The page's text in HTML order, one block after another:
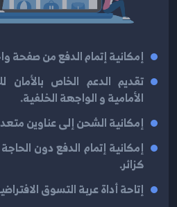
إمكانية إتمام الدفع من صفحة
تقديم الدعم الخاص بالأمان
الأمامية و الواجهة الخلفية.
إمكانية الشحن إلى عناوين
إمكانية إتمام الدفع دون
كزائر.
إتاحة أداة عربة التسوق